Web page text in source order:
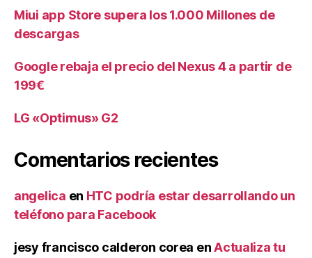
Miui app Store supera los 1.000 Millones de
descargas
Google rebaja el precio del Nexus 4 a partir de
199€
LG «Optimus» G2
Comentarios recientes
angelica en HTC podría estar desarrollando un
teléfono para Facebook
jesy francisco calderon corea enActualiza tu